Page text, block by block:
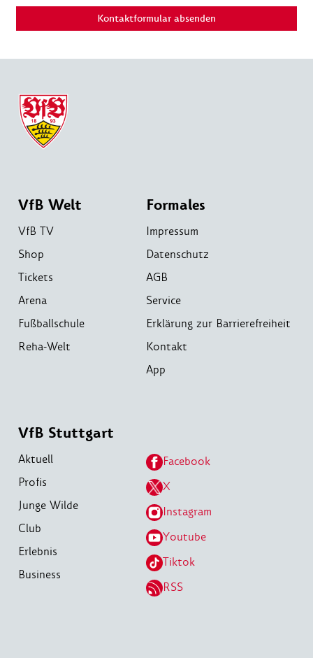
Kontaktformular absenden
VfB Welt
VfB TV
Shop
Tickets
Arena
Fußballschule
Reha-Welt
Formales
Impressum
Datenschutz
AGB
Service
Erklärung zur Barrierefreiheit
Kontakt
App
VfB Stuttgart
Aktuell
Profis
Junge Wilde
Club
Erlebnis
Business
Facebook
X
Instagram
Youtube
Tiktok
RSS